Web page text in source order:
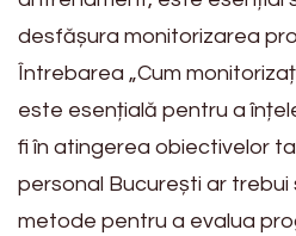
desfășura monitorizarea
Întrebarea „Cum
este esențială pentru a
fi în atingerea obiectivelor
personal București ar trebui
metode pentru a evalua